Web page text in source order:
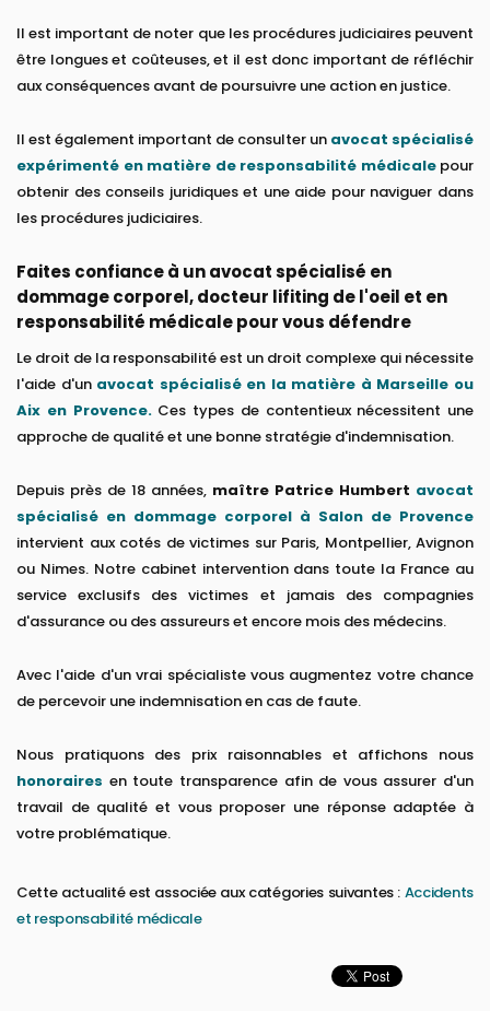
Il est important de noter que les procédures judiciaires peuvent
être longues et coûteuses, et il est donc important de réfléchir
aux conséquences avant de poursuivre une action en justice.
Il est également important de consulter un avocat spécialisé
expérimenté en matière de responsabilité médicalepour
obtenir des conseils juridiques et une aide pour naviguer dans
les procédures judiciaires.
Faites confiance à un avocat spécialisé en
dommage corporel, docteur lifiting de l'oeil et en
responsabilité médicale pour vous défendre
Le droit de la responsabilité est un droit complexe qui nécessite
l'aide d'un avocat spécialisé en la matière à Marseille ou
Aix en Provence.Ces types de contentieux nécessitent une
approche de qualité et une bonne stratégie d'indemnisation.
Depuis près de 18 années, maître Patrice Humbert avocat
spécialisé en dommage corporel à Salon de Provence
intervient aux cotés de victimes sur Paris, Montpellier, Avignon
ou Nimes. Notre cabinet intervention dans toute la France au
service exclusifs des victimes et jamais des compagnies
d'assurance ou des assureurs et encore mois des médecins.
Avec l'aide d'un vrai spécialiste vous augmentez votre chance
de percevoir une indemnisation en cas de faute.
Nous pratiquons des prix raisonnables et affichons nous
honoraires en toute transparence afin de vous assurer d'un
travail de qualité et vous proposer une réponse adaptée à
votre problématique.
Cette actualité est associée aux catégories suivantes : Accidents
et responsabilité médicale